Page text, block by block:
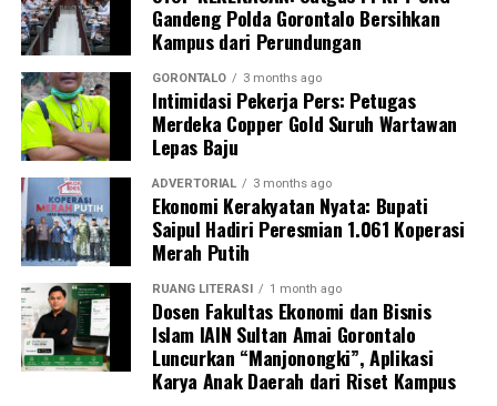
Perguruan Tinggi dalam mengawal transformasi
layanan kesehatan primer.
“Kehadiran mahasiswa mempercepat jangkauan skema
active case findingTBC yang dicanangkan pemerintah.
Sinergi multisektor antara perguruan tinggi, dinas
kesehatan, puskesmas, dan pemerintah desa seperti
inilah yang menjadi kunci sukses pembentukan
masyarakat sadar sehat,” jelas Dr. Vivien.
Masyarakat Desa Luwoo menyambut antusias agenda
terpadu ini. Ratusan warga memanfaatkan layanan
pemeriksaan kesehatan gratis sekaligus berkonsultasi
mengenai pola hidup bersih dan sehat (PHBS)
pencegahan tuberkulosis.
Gandeng Polda Gorontalo Bersihkan
Kampus dari Perundungan
GORONTALO 3 months ago
Intimidasi Pekerja Pers: Petugas
Merdeka Copper Gold Suruh Wartawan
Lepas Baju
ADVERTORIAL 3 months ago
Ekonomi Kerakyatan Nyata: Bupati
Saipul Hadiri Peresmian 1.061 Koperasi
Merah Putih
RUANG LITERASI 1 month ago
Dosen Fakultas Ekonomi dan Bisnis
Islam IAIN Sultan Amai Gorontalo
Luncurkan “Manjonongki”, Aplikasi
Karya Anak Daerah dari Riset Kampus